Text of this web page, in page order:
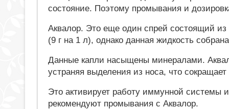
состояние. Поэтому промывания и
Аквалор. Это еще один спрей состоящий из
(9 г на 1 л), однако данная жидкость
Данные капли насыщены минералами.
устраняя выделения из носа, что
Это активирует работу иммунной системы
рекомендуют промывания с Аквалор.